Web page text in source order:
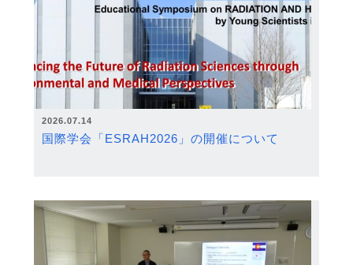
2026.07.14
国際学会「ESRAH2026」の開催について